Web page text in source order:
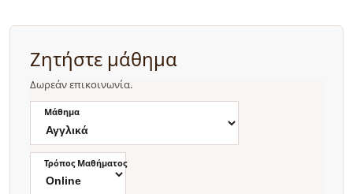
Ζητήστε μάθημα
Δωρεάν επικοινωνία.
Μάθημα
Τρόπος Μαθήματος